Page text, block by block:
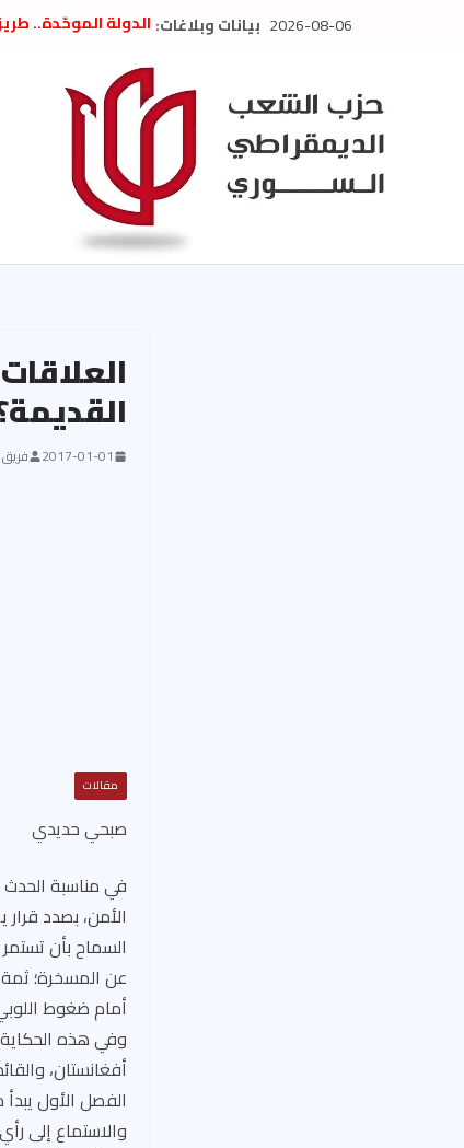
2026-08-06 بيانات وبلاغات: الدولة الموحّدة..
تعزية بوفاة
العام السابق لحزب
الديمقراطي
بلاغ صادر عن اجتماع
الحرب الأمريكية
في إيران .. بيان من
السوري
2017-01-01 فريق
مقالات
صبحي حديدي
في مناسبة الحدث
الأمن، بصدد
السماح بأن
عن المسخرة؛ ثمة
أمام ضغوط
وفي هذه الحكاية
والاستماع إلى